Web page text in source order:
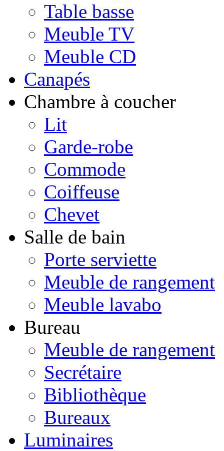
Table basse
Meuble TV
Meuble CD
Canapés
Chambre à coucher
Lit
Garde-robe
Commode
Coiffeuse
Chevet
Salle de bain
Porte serviette
Meuble de rangement
Meuble lavabo
Bureau
Meuble de rangement
Secrétaire
Bibliothèque
Bureaux
Luminaires